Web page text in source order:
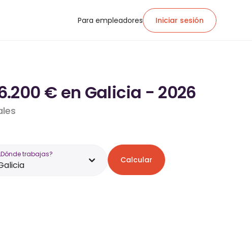
Para empleadores Iniciar sesión
€ en Galicia - 2026
trabajas?
Calcular